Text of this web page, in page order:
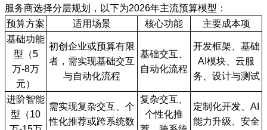
服务商选择分层规划，以下为2026年主流预算模型：
预算方案
适用场景 核心功能
主要成本项
基础功能
型（5
万-8万
元）
初创企业或预算有限
者，需实现基础交互
与自动化流程
基础交互、
自动化流程
开发框架、基础
AI模块、云服
务、设计与测试
进阶智能
型（10
需实现复杂交互、个
性化推荐或跨系统数
复杂交互、
个性化推
定制化开发、AI
能力升级、安全